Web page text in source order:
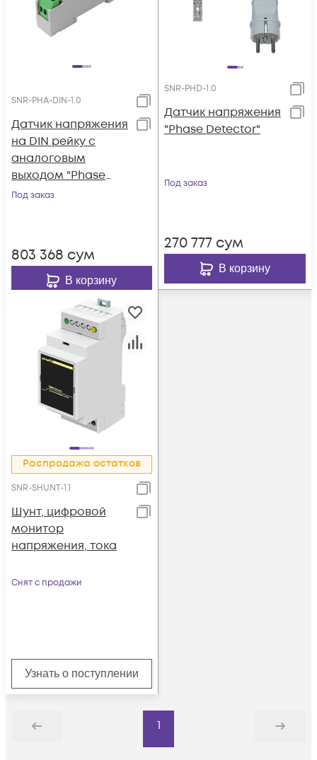
SNR-PHA-DIN-1.0
Датчик напряжения
на DIN рейку с
аналоговым
выходом "Phase
Analyser-DIN"
Под заказ
803 368 сум
В корзину
SNR-PHD-1.0
Датчик напряжения
"Phase Detector"
Под заказ
270 777 сум
В корзину
Распродажа остатков
SNR-SHUNT-1.1
Шунт, цифровой
монитор
напряжения, тока
Снят с продажи
Узнать о поступлении
Назад
1
Дальше